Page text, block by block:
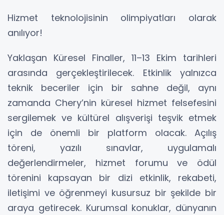
Hizmet teknolojisinin olimpiyatları olarak
anılıyor!
Yaklaşan Küresel Finaller, 11–13 Ekim tarihleri
arasında gerçekleştirilecek. Etkinlik yalnızca
teknik beceriler için bir sahne değil, aynı
zamanda Chery’nin küresel hizmet felsefesini
sergilemek ve kültürel alışverişi teşvik etmek
için de önemli bir platform olacak. Açılış
töreni, yazılı sınavlar, uygulamalı
değerlendirmeler, hizmet forumu ve ödül
törenini kapsayan bir dizi etkinlik, rekabeti,
iletişimi ve öğrenmeyi kusursuz bir şekilde bir
araya getirecek. Kurumsal konuklar, dünyanın